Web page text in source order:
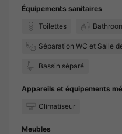
Équipements sanitaires
Toilettes
Séparation WC et Salle
Bassin séparé
Appareils et équipements
Climatiseur
Meubles